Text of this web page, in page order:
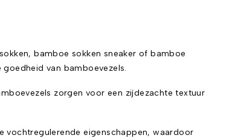
bamboe sokken sneaker of bamboe
van bamboevezels.
zorgen voor een zijdezachte textuur
vochtregulerende eigenschappen, waardoor